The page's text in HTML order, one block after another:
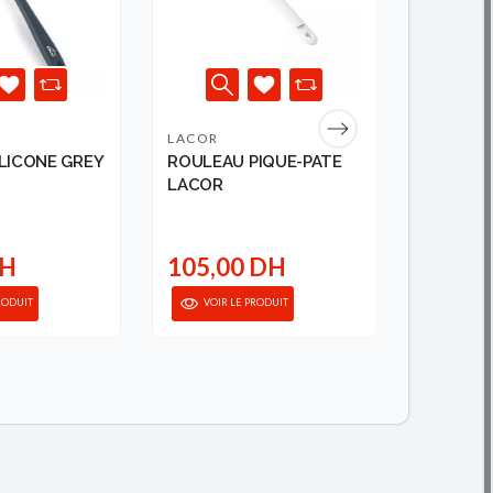
GREY
LACOR
ROULEAU PIQUE-PATE
LACOR
105,00 DH
VOIR LE PRODUIT